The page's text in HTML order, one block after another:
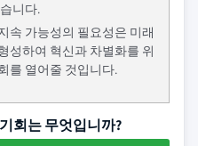
니다.
속 가능성의 필요성은 미래
성하여 혁신과 차별화를 위
를 열어줄 것입니다.
회는 무엇입니까?